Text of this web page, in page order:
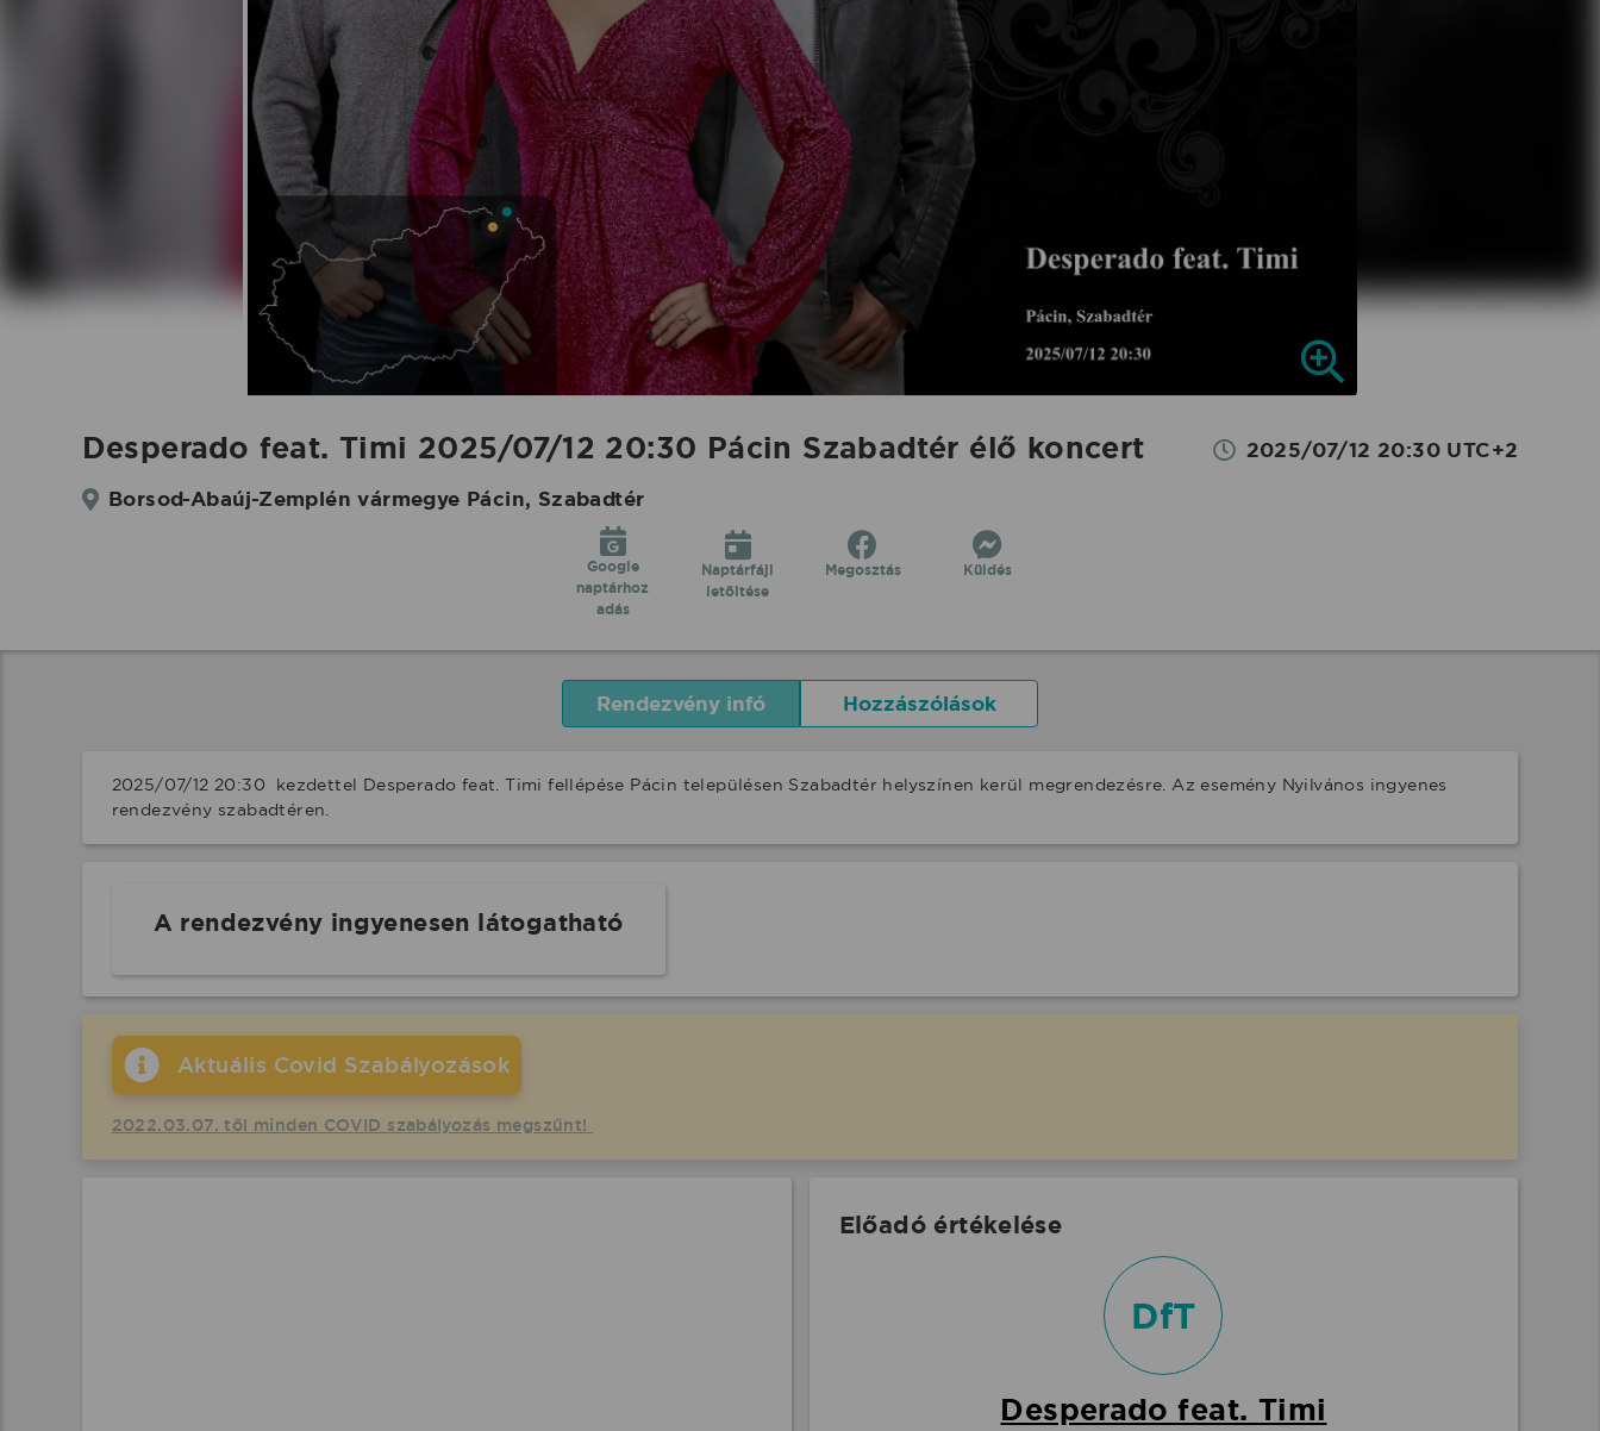
Koncertbooking
Desperado feat. Timi 2025/07/12 20:30 Pácin Szabadtér élő koncert
2025/07/12 20:30 UTC+2
Borsod-Abaúj-Zemplén vármegye Pácin, Szabadtér
Google
naptárhoz
adás
Naptárfájl
letöltése
Megosztás Küldés
Rendezvény infó Hozzászólások
2025/07/12 20:30  kezdettel Desperado feat. Timi fellépése Pácin településen Szabadtér helyszínen kerül megrendezésre. Az esemény Nyilvános ingyenes
rendezvény szabadtéren.
A rendezvény ingyenesen látogatható
Aktuális Covid Szabályozások
2022.03.07. től minden COVID szabályozás megszűnt!
Előadó értékelése
DfT
Desperado feat. Timi